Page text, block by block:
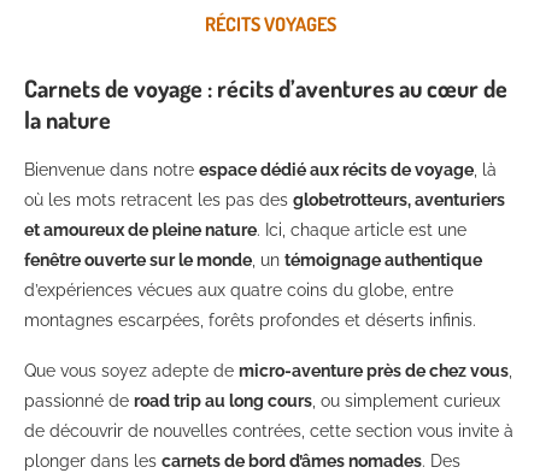
RÉCITS VOYAGES
Carnets de voyage : récits d’aventures au cœur de
la nature
Bienvenue dans notre espace dédié aux récits de voyage, là
où les mots retracent les pas des globetrotteurs, aventuriers
et amoureux de pleine nature. Ici, chaque article est une
fenêtre ouverte sur le monde, un témoignage authentique
d’expériences vécues aux quatre coins du globe, entre
montagnes escarpées, forêts profondes et déserts infinis.
Que vous soyez adepte de micro-aventure près de chez vous,
passionné de road trip au long cours, ou simplement curieux
de découvrir de nouvelles contrées, cette section vous invite à
plonger dans les carnets de bord d’âmes nomades. Des